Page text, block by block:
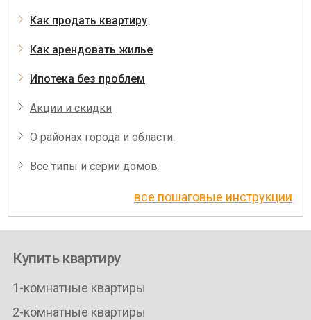
Как продать квартиру
Как арендовать жилье
Ипотека без проблем
Акции и скидки
О районах города и области
Все типы и серии домов
все пошаговые инструкции
Купить квартиру
1-комнатные квартиры
2-комнатные квартиры